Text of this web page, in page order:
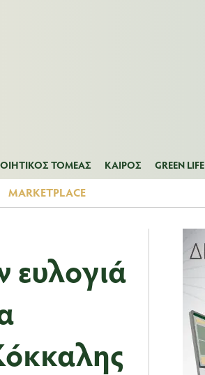
ΤΟΜΕΑΣ ΚΑΙΡΟΣ GREEN LIFE
MARKETPLACE
ευλογιά